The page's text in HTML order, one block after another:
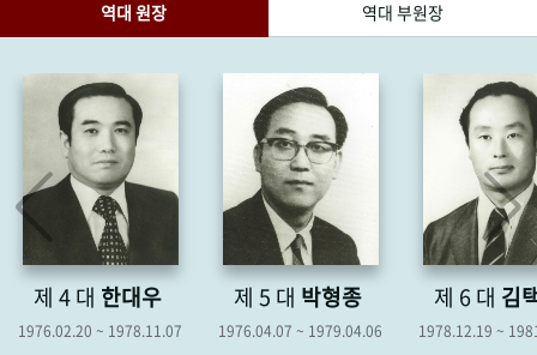
정책과 연구 키워드로 보는 연구 역사
연구자들
기록물 아카이브
사진 아카이브 문서 기록물 행정박물
50+1주년 기념
성과 50선 숫자로 보는 50년 50 +1주년 광장
세계와 함께 한 KIHASA
역대 원장
역대 부원장
제 4 대 한대우
1976.02.20 ~ 1978.11.07
제 5 대 박형종
1976.04.07 ~ 1979.04.06
제 6 대 김
1978.12.19 ~